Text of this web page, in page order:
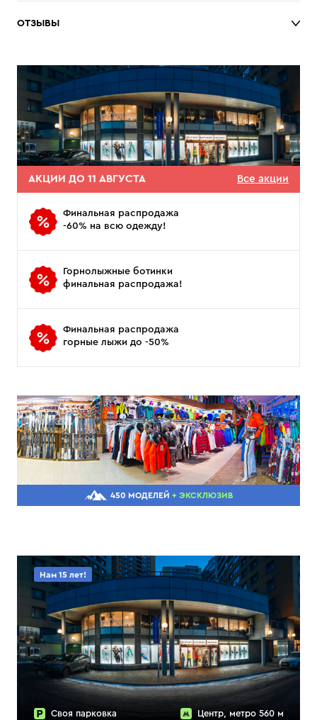
ОТЗЫВЫ
АКЦИИ ДО 11 АВГУСТА Все акции
Финальная распродажа
-60% на всю одежду!
Горнолыжные ботинки
финальная распродажа!
Финальная распродажа
горные лыжи до -50%
450 МОДЕЛЕЙ + ЭКСКЛЮЗИВ
Нам 15 лет!
Своя парковка Центр, метро 560 м